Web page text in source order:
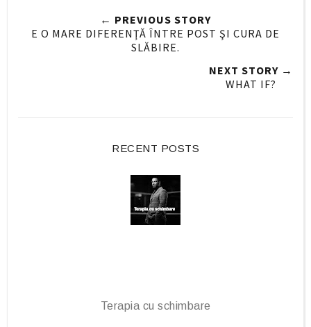
O
n
o
k
O
n
e
l
u
s
← PREVIOUS STORY
E O MARE DIFERENŢĂ ÎNTRE POST ŞI CURA DE
SLĂBIRE.
NEXT STORY →
WHAT IF?
RECENT POSTS
Terapia cu schimbare